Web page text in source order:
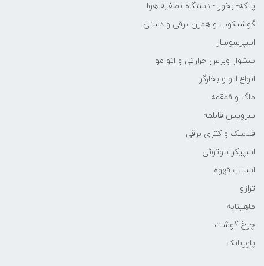
پنکه- بخور - دستگاه تصفیه هوا
گوشتکوب و همزن برقی و دستی
اسپرسوساز
سشوار وبرس حرارتی و اتو مو
انواع اتو و بخارگر
ماگ و قمقمه
سرویس قابلمه
فلاسک و کتری برقی
اسپیکر بلوتوثی
اسیاب قهوه
ترازو
ماهیتابه
چرخ گوشت
پاوربانک